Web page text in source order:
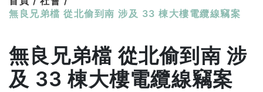
無良兄弟檔 從北偷到南 涉及 33 棟大樓電纜線竊案
無良兄弟檔 從北偷到南 涉
及 33 棟大樓電纜線竊案